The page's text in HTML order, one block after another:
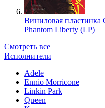
Виниловая пластинка
Phantom Liberty (LP)
Смотреть все
Исполнители
Adele
Ennio Morricone
Linkin Park
Queen